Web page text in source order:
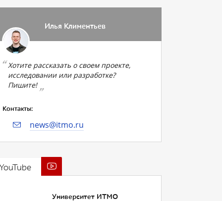
Илья Климентьев
Хотите рассказать о своем проекте,
исследовании или разработке?
Пишите!
Контакты:
news@itmo.ru
Университет ИТМО